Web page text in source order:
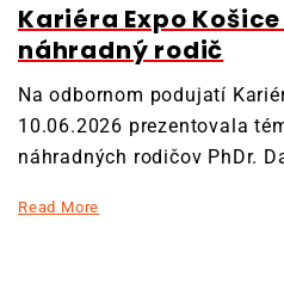
Kariéra Expo
náhradný rodič
Na odbornom podujatí
10.06.2026 prezentovala
náhradných rodičov PhDr.
Read More